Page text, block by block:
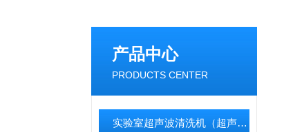
产品中心
PRODUCTS CENTER
实验室超声波清洗机（超声波清洗器）